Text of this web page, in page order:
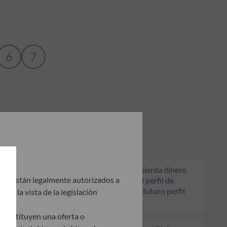
6 7
la probabilidad de que el producto pierda dinero
es constante y cambiará en función del perfil de
pueden no ser una indicación fiable del futuro perfil
están legalmente autorizados a
a la vista de la legislación
una oferta o